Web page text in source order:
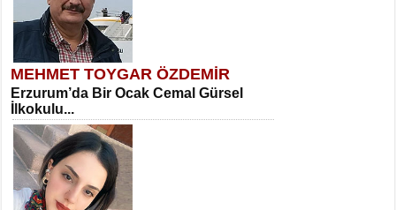
MEHMET TOYGAR ÖZDEMİR
Erzurum’da Bir Ocak Cemal Gürsel
İlkokulu...